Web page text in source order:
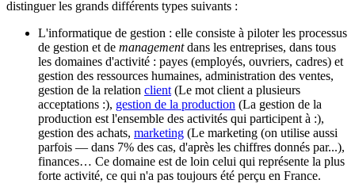
distinguer les grands différents types suivants :
L'informatique de gestion : elle consiste à piloter les processus
de gestion et de managementdans les entreprises, dans tous
les domaines d'activité : payes (employés, ouvriers, cadres) et
gestion des ressources humaines, administration des ventes,
gestion de la relation client (Le mot client a plusieurs
acceptations :), gestion de la production (La gestion de la
production est l'ensemble des activités qui participent à :),
gestion des achats, marketing (Le marketing (on utilise aussi
parfois — dans 7% des cas, d'après les chiffres donnés par...),
finances… Ce domaine est de loin celui qui représente la plus
forte activité, ce qui n'a pas toujours été perçu en France.